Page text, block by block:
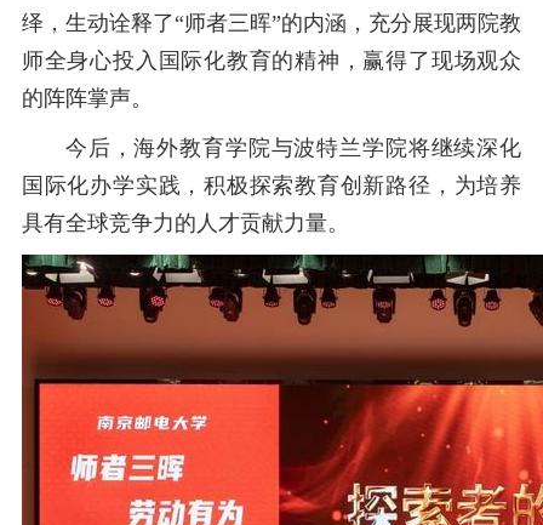
绎，生动诠释了“师者三晖”的内涵，充分展现两院教
师全身心投入国际化教育的精神，赢得了现场观众
的阵阵掌声。
今后，海外教育学院与波特兰学院将继续深化
国际化办学实践，积极探索教育创新路径，为培养
具有全球竞争力的人才贡献力量。